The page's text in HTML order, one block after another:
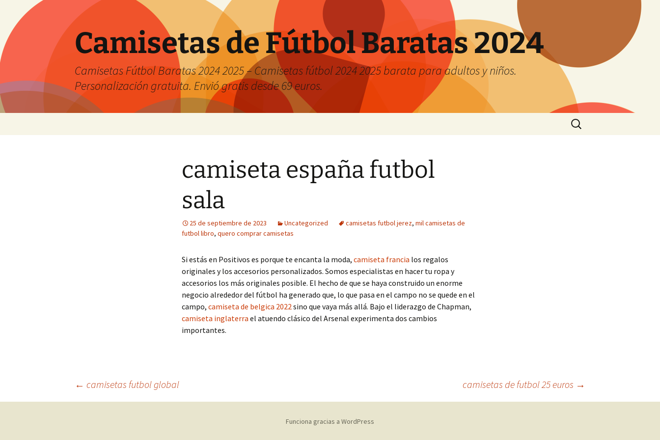
Camisetas de Fútbol Baratas 2024
Camisetas Fútbol Baratas 2024 2025 – Camisetas fútbol 2024 2025 barata para adultos y niños.
Personalización gratuita. Envió gratis desde 69 euros.
Buscar:
camiseta españa futbol
sala
25 de septiembre de 2023 Uncategorized camisetas futbol jerez, mil camisetas de
futbol libro, quero comprar camisetas
Si estás en Positivos es porque te encanta la moda, camiseta francia los regalos
originales y los accesorios personalizados. Somos especialistas en hacer tu ropa y
accesorios los más originales posible. El hecho de que se haya construido un enorme
negocio alrededor del fútbol ha generado que, lo que pasa en el campo no se quede en el
campo, camiseta de belgica 2022sino que vaya más allá. Bajo el liderazgo de Chapman,
camiseta inglaterra el atuendo clásico del Arsenal experimenta dos cambios
importantes.
Navegación
← camisetas futbol global camisetas de futbol 25 euros →
Funciona gracias a WordPress